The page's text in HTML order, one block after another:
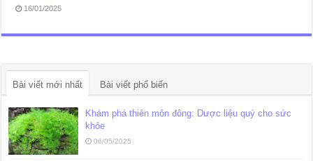
16/01/2025
Bài viết mới nhất Bài viết phổ biến
Khám phá thiên môn đông: Dược liệu quý cho sức
khỏe
06/05/2025